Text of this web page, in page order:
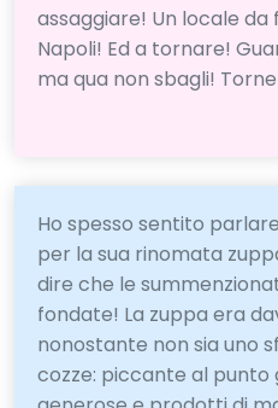
assaggiare! Un locale
Napoli! Ed a tornare!
ma qua non sbagli!
Ho spesso sentito
per la sua rinomata
dire che le
fondate! La zuppa era
nonostante non sia uno
cozze: piccante al